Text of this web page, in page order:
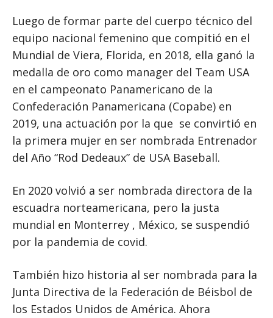
Luego de formar parte del cuerpo técnico del
equipo nacional femenino que compitió en el
Mundial de Viera, Florida, en 2018, ella ganó la
medalla de oro como manager del Team USA
en el campeonato Panamericano de la
Confederación Panamericana (Copabe) en
2019, una actuación por la que se convirtió en
la primera mujer en ser nombrada Entrenador
del Año “Rod Dedeaux” de USA Baseball.
En 2020 volvió a ser nombrada directora de la
escuadra norteamericana, pero la justa
mundial en Monterrey , México, se suspendió
por la pandemia de covid.
También hizo historia al ser nombrada para la
Junta Directiva de la Federación de Béisbol de
los Estados Unidos de América. Ahora